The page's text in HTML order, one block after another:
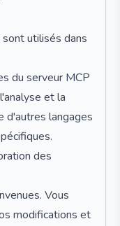
utilisés dans
du serveur MCP
et la
d'autres langages
des
Vous
modifications et